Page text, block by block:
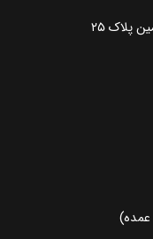
پلاک ۲۵